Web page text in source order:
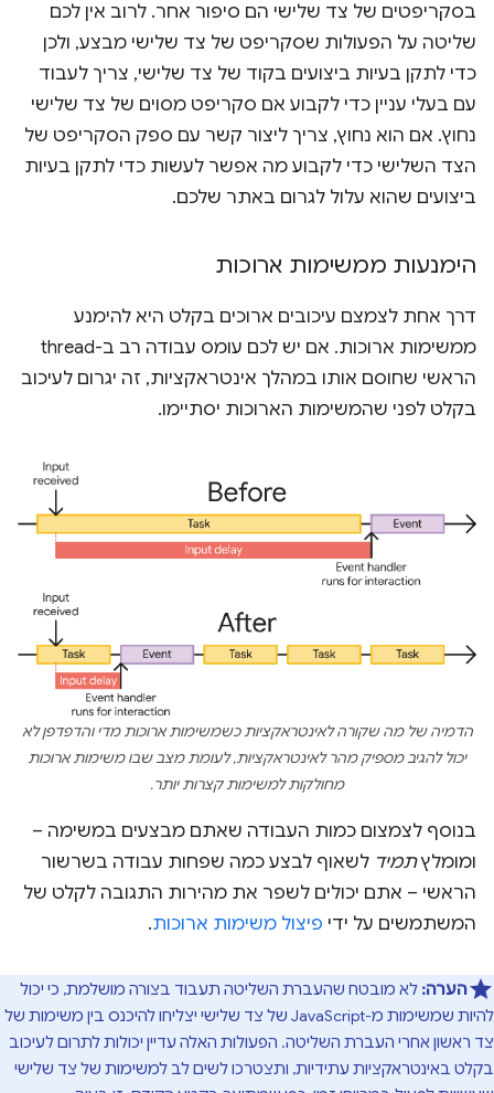
בסקריפטים של צד שלישי הם סיפור אחר. לרוב אין לכם
שליטה על הפעולות שסקריפט של צד שלישי מבצע, ולכן
כדי לתקן בעיות ביצועים בקוד של צד שלישי, צריך לעבוד
עם בעלי עניין כדי לקבוע אם סקריפט מסוים של צד שלישי
נחוץ. אם הוא נחוץ, צריך ליצור קשר עם ספק הסקריפט של
הצד השלישי כדי לקבוע מה אפשר לעשות כדי לתקן בעיות
ביצועים שהוא עלול לגרום באתר שלכם.
הימנעות ממשימות ארוכות
דרך אחת לצמצם עיכובים ארוכים בקלט היא להימנע
ממשימות ארוכות. אם יש לכם עומס עבודה רב ב-thread
הראשי שחוסם אותו במהלך אינטראקציות, זה יגרום לעיכוב
בקלט לפני שהמשימות הארוכות יסתיימו.
הדמיה של מה שקורה לאינטראקציות כשמשימות ארוכות מדי והדפדפן לא
יכול להגיב מספיק מהר לאינטראקציות, לעומת מצב שבו משימות ארוכות
מחולקות למשימות קצרות יותר.
בנוסף לצמצום כמות העבודה שאתם מבצעים במשימה –
ומומלץתמיד לשאוף לבצע כמה שפחות עבודה בשרשור
הראשי – אתם יכולים לשפר את מהירות התגובה לקלט של
המשתמשים על ידי פיצול משימות ארוכות.
הערה: לא מובטח שהעברת השליטה תעבוד בצורה מושלמת, כי יכול
להיות שמשימות מ-JavaScript של צד שלישי יצליחו להיכנס בין משימות של
צד ראשון אחרי העברת השליטה. הפעולות האלה עדיין יכולות לתרום לעיכוב
בקלט באינטראקציות עתידיות, ותצטרכו לשים לב למשימות של צד שלישי